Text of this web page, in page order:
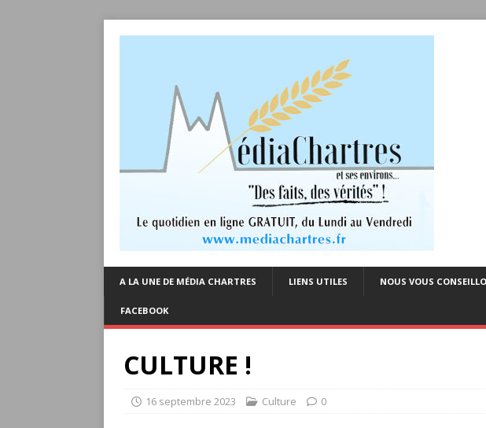
A LA UNE DE MÉDIA CHARTRES LIENS UTILES NOUS VOUS
FACEBOOK
CULTURE !
16 septembre 2023 Culture 0